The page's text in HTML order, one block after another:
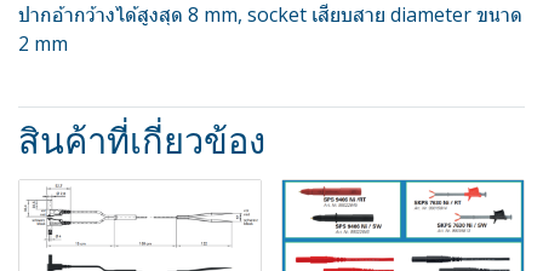
ปากอ้ากว้างได้สูงสุด 8 mm, socket เสียบสาย diameter ขนาด
2 mm
สินค้าที่เกี่ยวข้อง